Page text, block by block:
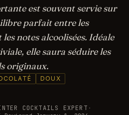
est souvent servie sur
parfait entre les
notes alcoolisées. Idéale
elle saura séduire les
originaux.
DOUX
COCKTAILS EXPERT ·